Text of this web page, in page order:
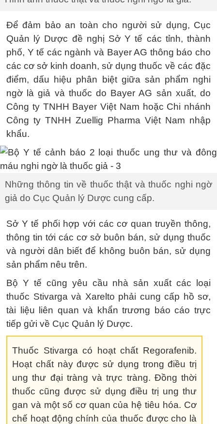
Để đảm bảo an toàn cho người sử dụng, Cục
Quản lý Dược đề nghị Sở Y tế các tỉnh, thành
phố, Y tế các ngành và Bayer AG thông báo cho
các cơ sở kinh doanh, sử dụng thuốc về các đặc
điểm, dấu hiệu phân biệt giữa sản phẩm nghi
ngờ là giả và thuốc do Bayer AG sản xuất, do
Công ty TNHH Bayer Việt Nam hoặc Chi nhánh
Công ty TNHH Zuellig Pharma Việt Nam nhập
khẩu.
Những thông tin về thuốc thật và thuốc nghi ngờ
giả do Cục Quản lý Dược cung cấp.
Sở Y tế phối hợp với các cơ quan truyền thông,
thông tin tới các cơ sở buôn bán, sử dụng thuốc
và người dân biết để không buôn bán, sử dụng
sản phẩm nêu trên.
Bộ Y tế cũng yêu cầu nhà sản xuất các loại
thuốc Stivarga và Xarelto phải cung cấp hồ sơ,
tài liệu liên quan và khẩn trương báo cáo trực
tiếp gửi về Cục Quản lý Dược.
Thuốc Stivarga có hoạt chất Regorafenib.
Hoạt chất này được sử dụng trong điều trị
ung thư đại tràng và trực tràng. Đồng thời
thuốc cũng được sử dụng điều trị ung thư
gan và một số cơ quan của hệ tiêu hóa. Cơ
chế hoạt động chính của thuốc được cho là